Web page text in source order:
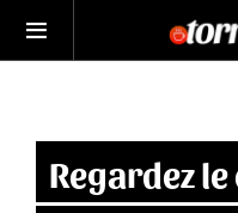
Regardez le